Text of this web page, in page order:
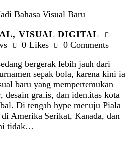
Bahasa Visual Baru
, VISUAL DIGITAL
0 Likes 0 Comments
bergerak lebih jauh dari
sepak bola, karena kini ia
baru yang mempertemukan
desain grafis, dan identitas kota
Di tengah hype menuju Piala
Amerika Serikat, Kanada, dan
tidak…